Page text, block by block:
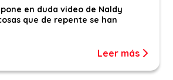
en duda video de Naldy
que de repente se han
Leer más